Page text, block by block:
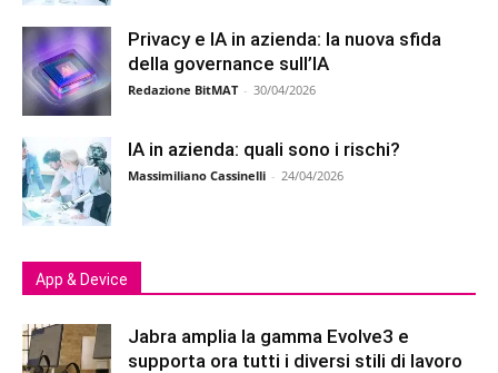
Privacy e IA in azienda: la nuova sfida
della governance sull’IA
Redazione BitMAT - 30/04/2026
IA in azienda: quali sono i rischi?
Massimiliano Cassinelli - 24/04/2026
App & Device
Jabra amplia la gamma Evolve3 e
supporta ora tutti i diversi stili di lavoro